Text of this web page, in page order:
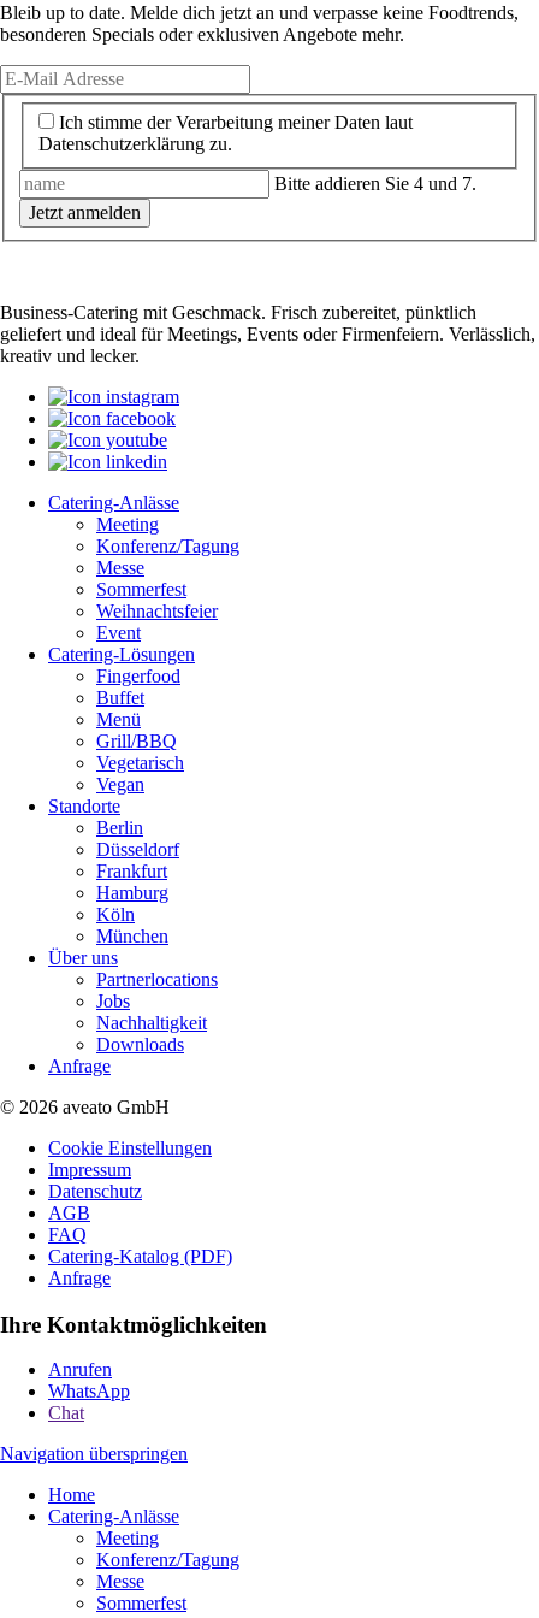
Bleib up to date. Melde dich jetzt an und verpasse keine Foodtrends,
besonderen Specials oder exklusiven Angebote mehr.
Ich stimme der Verarbeitung meiner Daten laut
Datenschutzerklärung zu.
Bitte addieren Sie 4 und 7.
Jetzt anmelden
Business-Catering mit Geschmack. Frisch zubereitet, pünktlich
geliefert und ideal für Meetings, Events oder Firmenfeiern. Verlässlich,
kreativ und lecker.
Catering-Anlässe
Meeting
Konferenz/Tagung
Messe
Sommerfest
Weihnachtsfeier
Event
Catering-Lösungen
Fingerfood
Buffet
Menü
Grill/BBQ
Vegetarisch
Vegan
Standorte
Berlin
Düsseldorf
Frankfurt
Hamburg
Köln
München
Über uns
Partnerlocations
Jobs
Nachhaltigkeit
Downloads
Anfrage
© 2026 aveato GmbH
Cookie Einstellungen
Impressum
Datenschutz
AGB
FAQ
Catering-Katalog (PDF)
Anfrage
Ihre Kontaktmöglichkeiten
Anrufen
WhatsApp
Chat
Navigation überspringen
Home
Catering-Anlässe
Meeting
Konferenz/Tagung
Messe
Sommerfest